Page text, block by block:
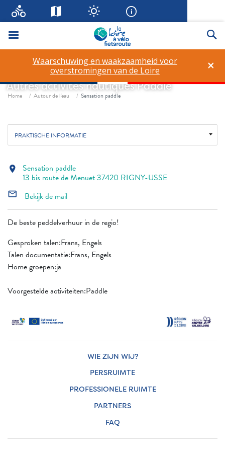
Menu
×
Waarschuwing en waakzaamheid voor
overstromingen van de Loire
Sensation paddle
Autres activités nautiquesPaddle
Fil d'ariane
Home Autour de l'eau Sensation paddle
PRAKTISCHE INFORMATIE
De beste peddelverhuur in de regio!
Gesproken talen:Frans, Engels
Talen documentatie:Frans, Engels
Home groepen:ja
Voorgestelde activiteiten:Paddle
location_on Sensation paddle
13 bis route de Menuet 37420 RIGNY-USSE
mail_outline Bekijk de mail
WIE ZIJN WIJ?
PERSRUIMTE
PROFESSIONELE RUIMTE
PARTNERS
FAQ